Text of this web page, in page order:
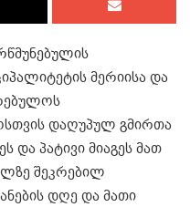
მერიისა და
დაღუპულ გმირთა
და პატივი მიაგეს მათ
შეკრებილ
დღე და მათი